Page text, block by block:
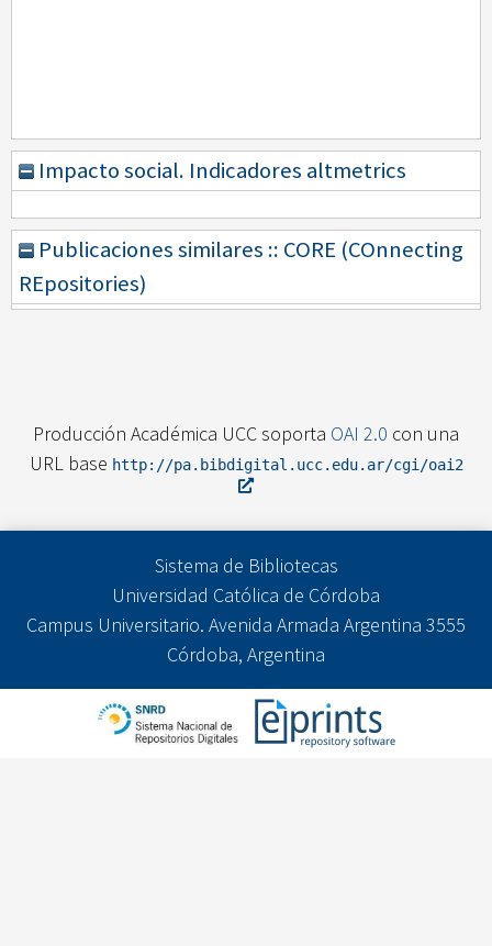
Impacto social. Indicadores altmetrics
Publicaciones similares :: CORE (COnnecting
REpositories)
Producción Académica UCC soporta OAI 2.0 con una
URL base http://pa.bibdigital.ucc.edu.ar/cgi/oai2
Sistema de Bibliotecas
Universidad Católica de Córdoba
Campus Universitario. Avenida Armada Argentina 3555
Córdoba, Argentina